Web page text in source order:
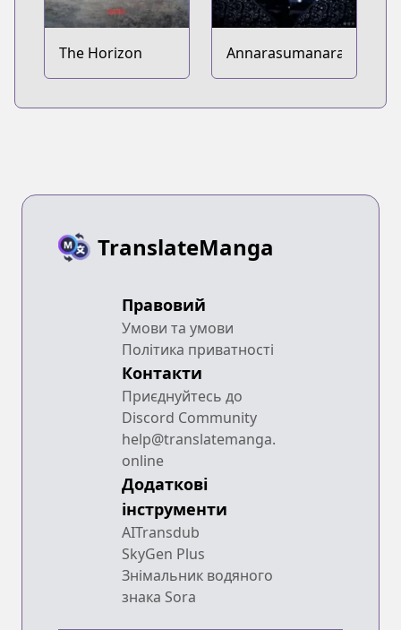
The Horizon Annarasumanara
TranslateManga
Правовий
Умови та умови
Політика приватності
Контакти
Приєднуйтесь до
Discord Community
help@translatemanga.
online
Додаткові
інструменти
AITransdub
SkyGen Plus
Знімальник водяного
знака Sora